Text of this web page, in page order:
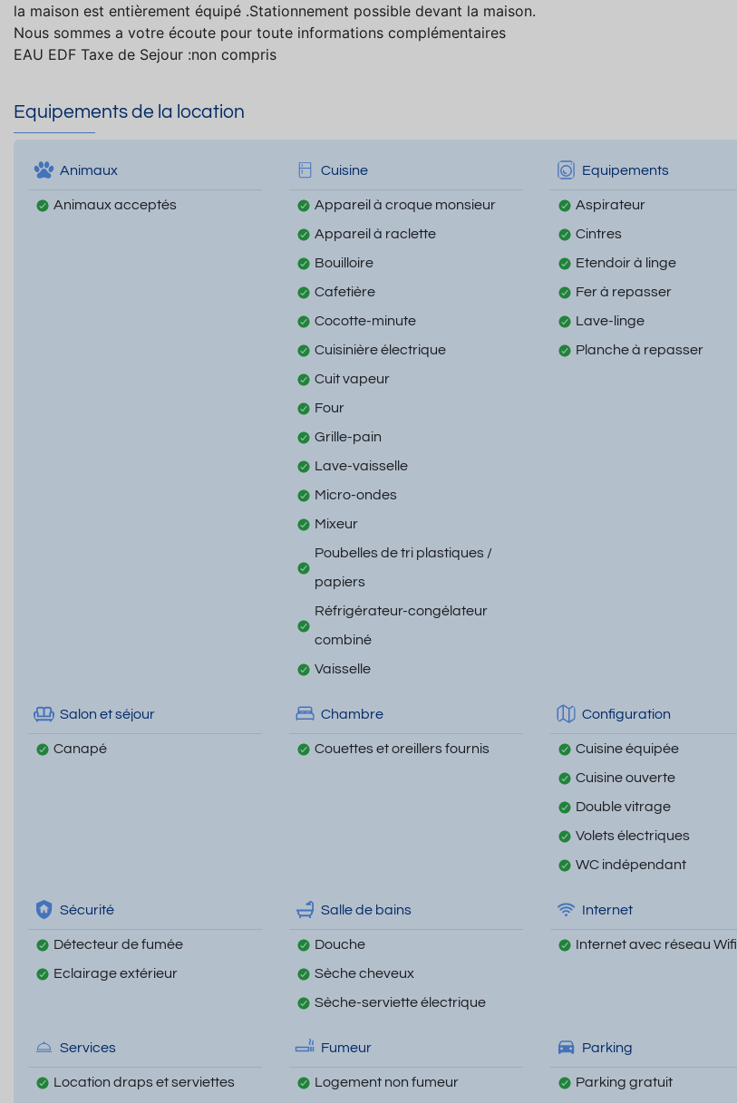
la maison est entièrement équipé .Stationnement possible devant la maison.
Nous sommes a votre écoute pour toute informations complémentaires
EAU EDF Taxe de Sejour :non compris
Equipements de la location
Animaux
Animaux acceptés
Cuisine
Appareil à croque monsieur
Appareil à raclette
Bouilloire
Cafetière
Cocotte-minute
Cuisinière électrique
Cuit vapeur
Four
Grille-pain
Lave-vaisselle
Micro-ondes
Mixeur
Poubelles de tri plastiques /
papiers
Réfrigérateur-congélateur
combiné
Vaisselle
Equipements
Aspirateur
Cintres
Etendoir à linge
Fer à repasser
Lave-linge
Planche à repasser
Salon et séjour
Canapé
Chambre
Couettes et oreillers fournis
Configuration
Cuisine équipée
Cuisine ouverte
Double vitrage
Volets électriques
WC indépendant
Sécurité
Détecteur de fumée
Eclairage extérieur
Salle de bains
Douche
Sèche cheveux
Sèche-serviette électrique
Internet
Internet avec réseau Wifi
Services
Location draps et serviettes
Fumeur
Logement non fumeur
Parking
Parking gratuit